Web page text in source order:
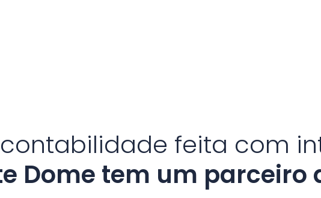
feita com
Dome tem um parceiro